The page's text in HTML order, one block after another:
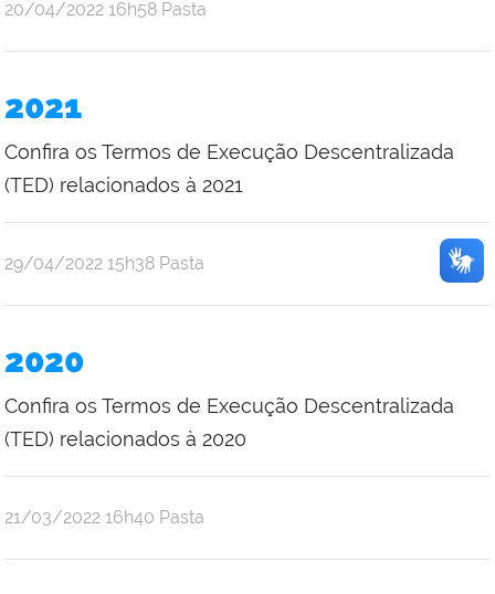
por
Bruce
publicado
20/04/2022 16h58 Pasta
2021
Confira os Termos de Execução Descentralizada
(TED) relacionados à 2021
por
Bruce
publicado
29/04/2022 15h38 Pasta
2020
Confira os Termos de Execução Descentralizada
(TED) relacionados à 2020
por
publicado
21/03/2022 16h40 Pasta